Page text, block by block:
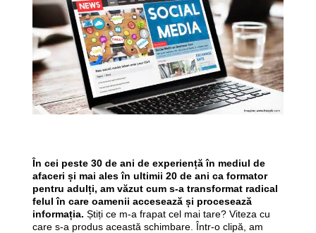
În cei peste 30 de ani de experiență în mediul de
afaceri și mai ales în ultimii 20 de ani ca formator
pentru adulți, am văzut cum s-a transformat radical
felul în care oamenii accesează și procesează
informația. Știți ce m-a frapat cel mai tare? Viteza cu
care s-a produs această schimbare. Într-o clipă, am